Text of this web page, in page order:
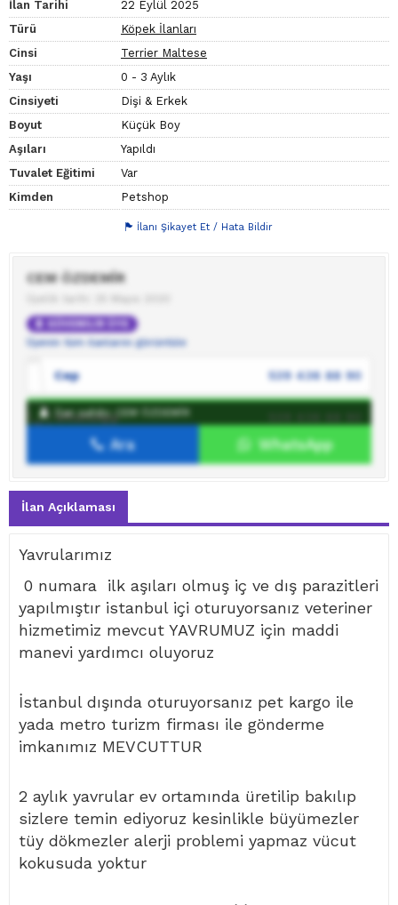
İlan Tarihi
22 Eylül 2025
Türü
Köpek İlanları
Cinsi
Terrier Maltese
Yaşı
0 - 3 Aylık
Cinsiyeti
Dişi & Erkek
Boyut
Küçük Boy
Aşıları
Yapıldı
Tuvalet Eğitimi
Var
Kimden
Petshop
İlanı Şikayet Et / Hata Bildir
CEM ÖZDEMİR
Üyenin tüm ilanlarını görüntüle
Cep 539 436 88 90
WhatsApp
İlan sahibine mesaj gönder
İlan sahibi: CEM ÖZDEMİR
Ara WhatsApp
İlan Açıklaması
Yavrularımız
0 numara ilk aşıları olmuş iç ve dış parazitleri
yapılmıştır istanbul içi oturuyorsanız veteriner
hizmetimiz mevcut YAVRUMUZ için maddi
manevi yardımcı oluyoruz
İstanbul dışında oturuyorsanız pet kargo ile
yada metro turizm firması ile gönderme
imkanımız MEVCUTTUR
2 aylık yavrular ev ortamında üretilip bakılıp
sizlere temin ediyoruz kesinlikle büyümezler
tüy dökmezler alerji problemi yapmaz vücut
kokusuda yoktur